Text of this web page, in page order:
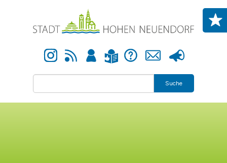
Instagram Newsfeed Anmelden Leichte Sprache Hilfe Kontakt Presse
Suche